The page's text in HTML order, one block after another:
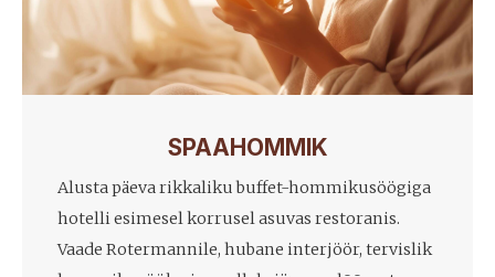
SPAAHOMMIK
Alusta päeva rikkaliku buffet-hommikusöögiga
hotelli esimesel korrusel asuvas restoranis.
Vaade Rotermannile, hubane interjöör, tervislik